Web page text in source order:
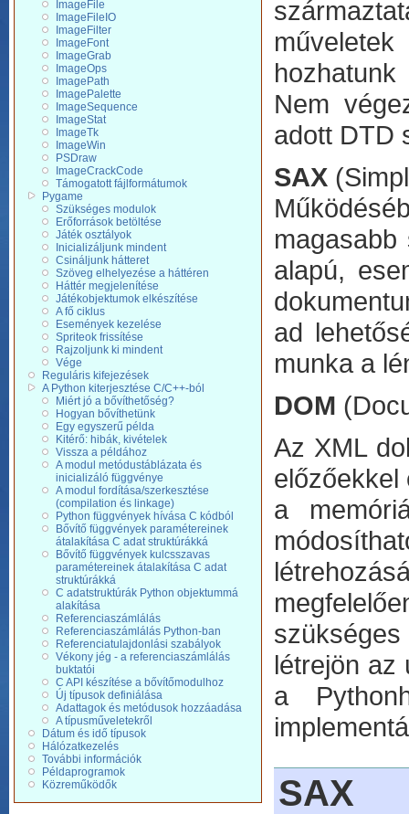
ImageFile
ImageFileIO
ImageFilter
ImageFont
ImageGrab
ImageOps
ImagePath
ImagePalette
ImageSequence
ImageStat
ImageTk
ImageWin
PSDraw
ImageCrackCode
Támogatott fájlformátumok
Pygame
Szükséges modulok
Erőforrások betöltése
Játék osztályok
Inicializáljunk mindent
Csináljunk hátteret
Szöveg elhelyezése a háttéren
Háttér megjelenítése
Játékobjektumok elkészítése
A fő ciklus
Események kezelése
Spriteok frissítése
Rajzoljunk ki mindent
Vége
Reguláris kifejezések
A Python kiterjesztése C/C++-ból
Miért jó a bővíthetőség?
Hogyan bővíthetünk
Egy egyszerű példa
Kitérő: hibák, kivételek
Vissza a példához
A modul metódustáblázata és
inicializáló függvénye
A modul fordítása/szerkesztése
(compilation és linkage)
Python függvények hívása C kódból
Bővítő függvények paramétereinek
átalakítása C adat struktúrákká
Bővítő függvények kulcsszavas
paramétereinek átalakítása C adat
struktúrákká
C adatstruktúrák Python objektummá
alakítása
Referenciaszámlálás
Referenciaszámlálás Python-ban
Referenciatulajdonlási szabályok
Vékony jég - a referenciaszámlálás
buktatói
C API készítése a bővítőmodulhoz
Új típusok definiálása
Adattagok és metódusok hozzáadása
A típusműveletekről
Dátum és idő típusok
Hálózatkezelés
További információk
Példaprogramok
Közreműködők
Nem
adott DTD
SAX
alapú,
ad
munka a
DOM
Az XML
előzőekkel
a
létrejön az
a
SAX